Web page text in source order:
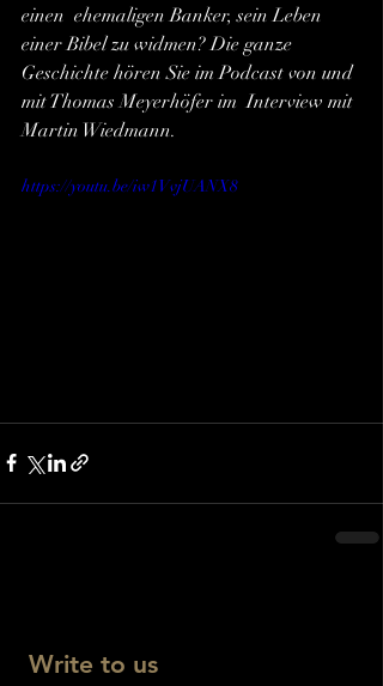
einen  ehemaligen Banker, sein Leben
einer Bibel zu widmen? Die ganze
Geschichte hören Sie im Podcast von und
mit Thomas Meyerhöfer im  Interview mit
Martin Wiedmann.
https://youtu.be/iw1VvjUANX8
Write to us